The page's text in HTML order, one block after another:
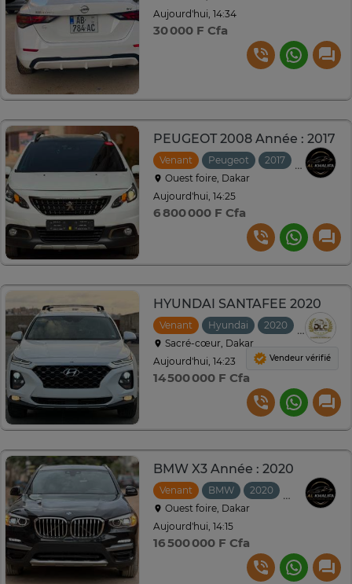
Aujourd'hui, 14:34
30 000 F Cfa
PEUGEOT 2008 Année : 2017
Venant Peugeot 2017
Ouest foire, Dakar
Aujourd'hui, 14:25
6 800 000 F Cfa
HYUNDAI SANTAFEE 2020
Venant Hyundai 2020
Sacré-cœur, Dakar
Aujourd'hui, 14:23
14 500 000 F Cfa
Vendeur vérifié
BMW X3 Année : 2020
Venant BMW 2020
Automatique
Ouest foire, Dakar
Aujourd'hui, 14:15
16 500 000 F Cfa